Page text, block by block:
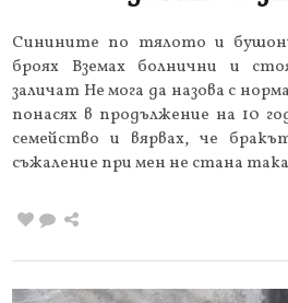
Синините по тялото и
броях Вземах болнични и
заличат Не мога да назова с
понасях в продължение на 10
семейство и вярвах, че
съжаление при мен не стана